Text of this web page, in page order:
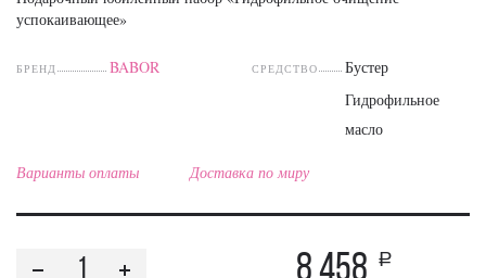
успокаивающее»
БРЕНД BABOR СРЕДСТВО
Бустер
Гидрофильное
масло
Варианты оплаты Доставка по миру
a